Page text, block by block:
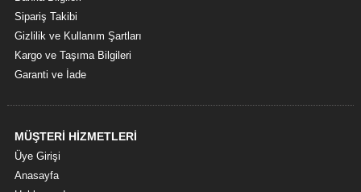
Sipariş Takibi
Gizlilik ve Kullanım Şartları
Kargo ve Taşıma Bilgileri
Garanti ve İade
MÜŞTERİ HİZMETLERİ
Üye Girişi
Anasayfa